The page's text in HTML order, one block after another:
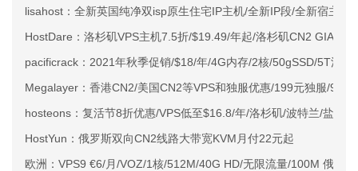
lisahost：全新英国纯净双isp原生住宅IP主机/全新IP段/全新宿主机
HostDare：洛杉矶VPS主机7.5折/$19.49/年起/洛杉矶CN2 GIA/日
pacificrack：2021年秋季促销/$18/年/4G内存/2核/50gSSD/5T流量
Megalayer：香港CN2/美国CN2等VPS和独服优惠/199元独服/9.9
hosteons：复活节8折优惠/VPS低至$16.8/年/洛杉矶/波特兰/盐湖
HostYun：俄罗斯双向CN2线路大带宽KVM月付22元起
欧洲：VPS9 €6/月/VOZ/1核/512M/40G HD/无限流量/100M 俄罗